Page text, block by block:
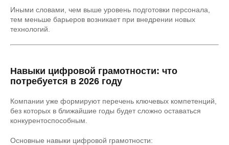
Иными словами, чем выше уровень подготовки персонала,
тем меньше барьеров возникает при внедрении новых
технологий.
Навыки цифровой грамотности: что
потребуется в 2026 году
Компании уже формируют перечень ключевых компетенций,
без которых в ближайшие годы будет сложно оставаться
конкурентоспособным.
Основные навыки цифровой грамотности: